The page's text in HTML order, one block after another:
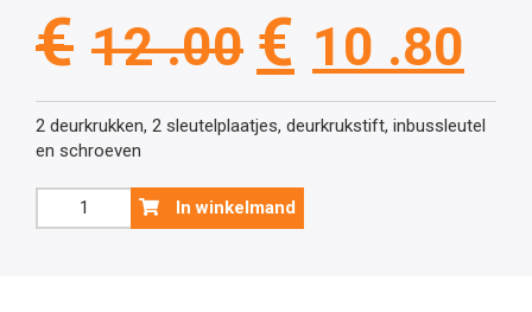
€ 12 .00
prijs
was:
€ 10 .80
2 deurkrukken, 2 sleutelplaatjes, deurkrukstift, inbussleutel
en schroeven
deurklink
In winkelmand